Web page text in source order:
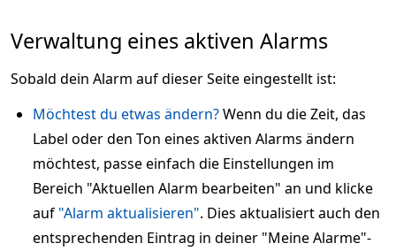
Verwaltung eines aktiven Alarms
Sobald dein Alarm auf dieser Seite eingestellt ist:
Möchtest du etwas ändern?Wenn du die Zeit, das
Label oder den Ton eines aktiven Alarms ändern
möchtest, passe einfach die Einstellungen im
Bereich "Aktuellen Alarm bearbeiten" an und klicke
auf "Alarm aktualisieren". Dies aktualisiert auch den
entsprechenden Eintrag in deiner "Meine Alarme"-